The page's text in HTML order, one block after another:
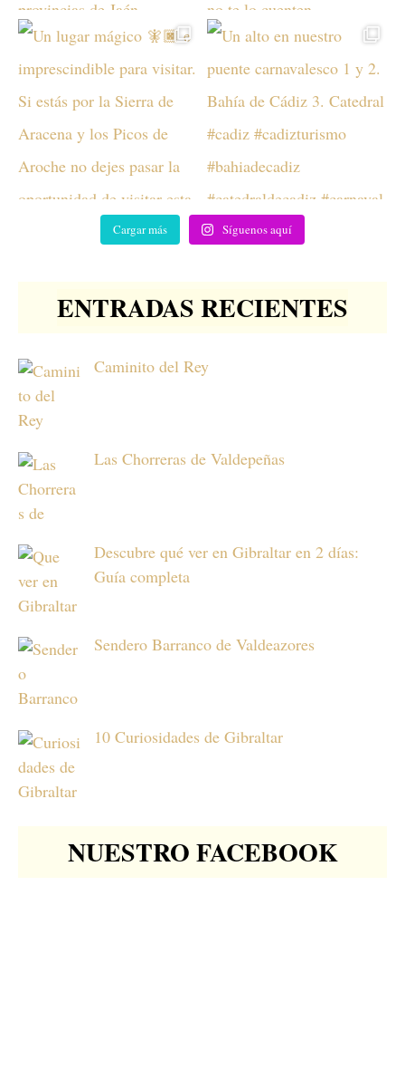
Cargar más Síguenos aquí
ENTRADAS RECIENTES
Caminito del Rey
Las Chorreras de Valdepeñas
Descubre qué ver en Gibraltar en 2 días:
Guía completa
Sendero Barranco de Valdeazores
10 Curiosidades de Gibraltar
NUESTRO FACEBOOK